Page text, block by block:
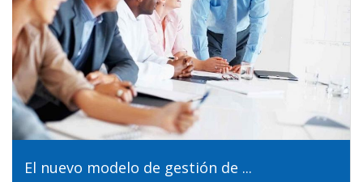
El nuevo modelo de gestión de ...